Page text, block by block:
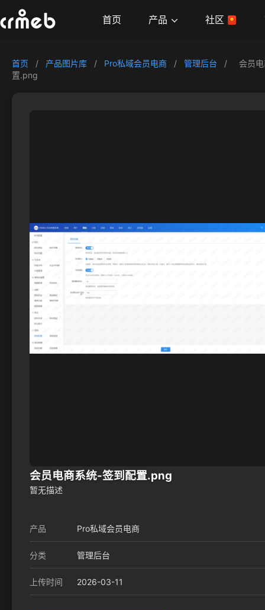
首页 产品 社区
首页 / 产品图片库 / Pro私域会员电商 / 管理后台 /
会员
置.png
会员电商系统-签到配置.png
暂无描述
产品 Pro私域会员电商
分类 管理后台
上传时间 2026-03-11